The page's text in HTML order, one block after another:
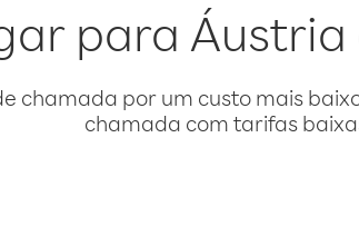
para
chamada por um custo mais
chamada com tarifas